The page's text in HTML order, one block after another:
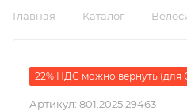
Главная — Каталог —
22% НДС можно вернуть
Артикул: 801.2025.29463